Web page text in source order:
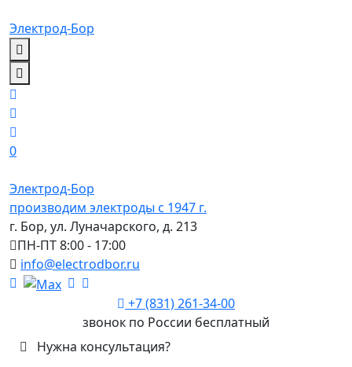
Электрод-Бор
0
Электрод-Бор
производим электроды с 1947 г.
г. Бор, ул. Луначарского, д. 213
ПН-ПТ 8:00 - 17:00
info@electrodbor.ru
+7 (831) 261-34-00
звонок по России бесплатный
Нужна консультация?